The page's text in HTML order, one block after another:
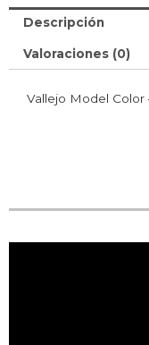
Descripción
Valoraciones (0)
Vallejo Model Color